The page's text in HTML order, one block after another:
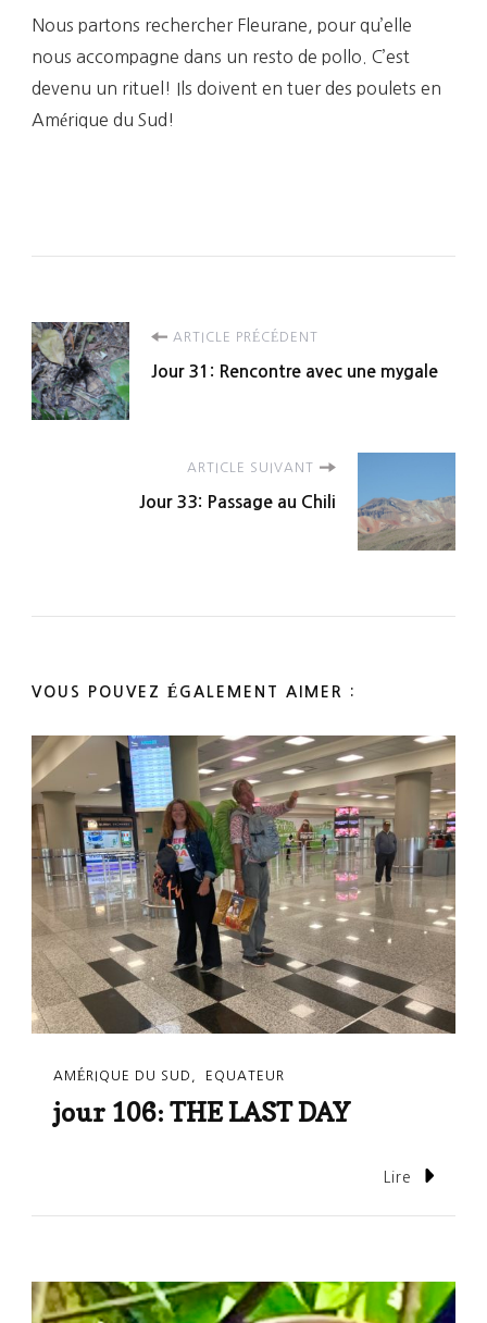
Nous partons rechercher Fleurane, pour qu’elle
nous accompagne dans un resto de pollo. C’est
devenu un rituel! Ils doivent en tuer des poulets en
Amérique du Sud!
Navigation
d'article
ARTICLE PRÉCÉDENT
Jour 31: Rencontre avec une mygale
ARTICLE SUIVANT
Jour 33: Passage au Chili
VOUS POUVEZ ÉGALEMENT AIMER :
AMÉRIQUE DU SUD EQUATEUR
jour 106: THE LAST DAY
Lire